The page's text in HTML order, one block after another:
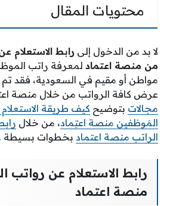
محتويات المقال
لا بد من الدخول إلى رابط الاستعلام
من منصة اعتماد لمعرفة راتب
مواطن أو مقيم في السعودية، فقد
عرض كافة الرواتب من خلال منصة
مجالات بتوضيح كيف طريقة
المَوظفين منصة اعتِماد، من خلال
الراتب منصة اعتماد بخطوات بسيطة
رابط الاستعلام عن رواتب
منصة اعتماد